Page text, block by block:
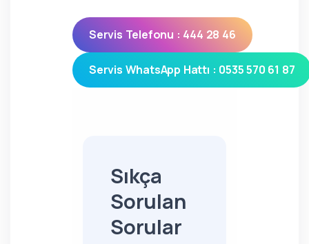
Servis Telefonu : 444 28 46
Servis WhatsApp Hattı : 0535 570 61 87
Sıkça
Sorulan
Sorular